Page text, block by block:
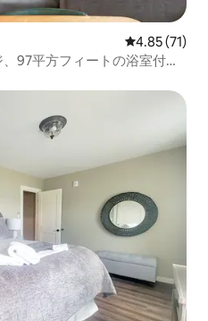
レビュー71
4.85 (71)
97平方フィートの浴室付き